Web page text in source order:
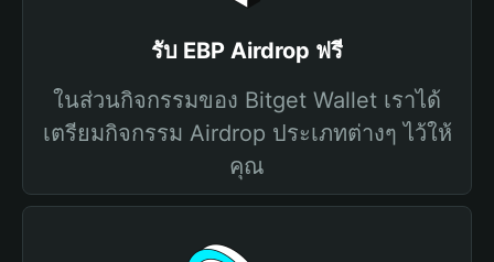
รับ EBP Airdrop ฟรี
ในส่วนกิจกรรมของ Bitget Wallet เราได้
เตรียมกิจกรรม Airdrop ประเภทต่างๆ ไว้ให้
คุณ